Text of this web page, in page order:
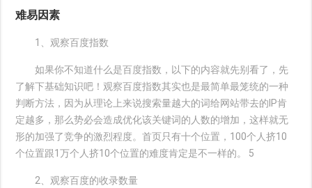
难易因素
1、观察百度指数
如果你不知道什么是百度指数，以下的内容就先别看了，先
了解下基础知识吧！观察百度指数其实也是最简单最笼统的一种
判断方法，因为从理论上来说搜索量越大的词给网站带去的IP肯
定越多，那么势必会造成优化该关键词的人数的增加，这样就无
形的加强了竞争的激烈程度。首页只有十个位置，100个人挤10
个位置跟1万个人挤10个位置的难度肯定是不一样的。 5
2、观察百度的收录数量